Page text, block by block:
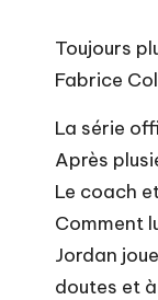
o
r
t
i
r
les
jours.
Toujours
Fabrice
La série
Après
Le coach
Comment
Jordan
doutes et